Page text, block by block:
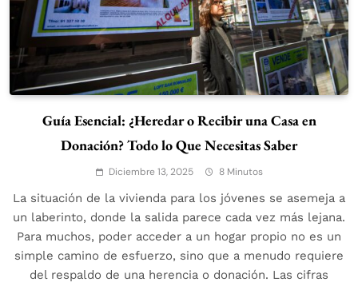
Guía Esencial: ¿Heredar o Recibir una Casa en
Donación? Todo lo Que Necesitas Saber
Diciembre 13, 2025 8 Minutos
La situación de la vivienda para los jóvenes se asemeja a
un laberinto, donde la salida parece cada vez más lejana.
Para muchos, poder acceder a un hogar propio no es un
simple camino de esfuerzo, sino que a menudo requiere
del respaldo de una herencia o donación. Las cifras